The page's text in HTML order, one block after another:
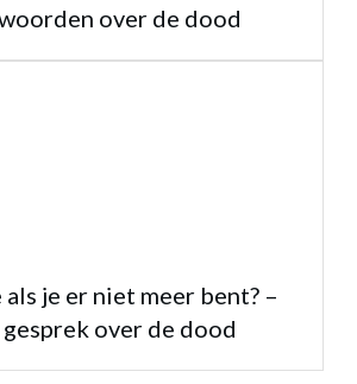
over de dood
als je er niet meer bent? –
over de dood